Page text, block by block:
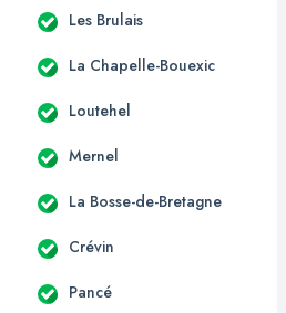
Les Brulais
La Chapelle-Bouexic
Loutehel
Mernel
La Bosse-de-Bretagne
Crévin
Pancé